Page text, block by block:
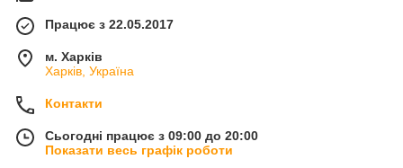
Працює з 22.05.2017
м. Харків
Харків, Україна
Контакти
Сьогодні працює з 09:00 до 20:00
Показати весь графік роботи